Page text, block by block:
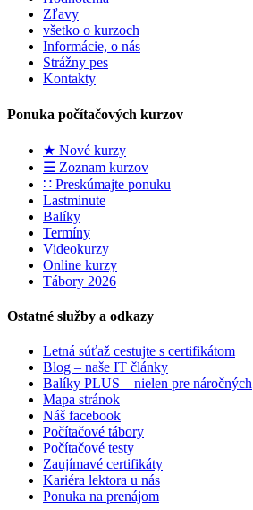
Zľavy
všetko o kurzoch
Informácie, o nás
Strážny pes
Kontakty
Ponuka počítačových kurzov
★ Nové kurzy
☰ Zoznam kurzov
∷ Preskúmajte ponuku
Lastminute
Balíky
Termíny
Videokurzy
Online kurzy
Tábory 2026
Ostatné služby a odkazy
Letná súťaž cestujte s certifikátom
Blog – naše IT články
Balíky PLUS – nielen pre náročných
Mapa stránok
Náš facebook
Počítačové tábory
Počítačové testy
Zaujímavé certifikáty
Kariéra lektora u nás
Ponuka na prenájom